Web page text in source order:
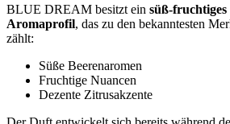
BLUE DREAM besitzt ein süß-fruchtiges
Aromaprofil, das zu den bekanntesten
zählt:
Süße Beerenaromen
Fruchtige Nuancen
Dezente Zitrusakzente